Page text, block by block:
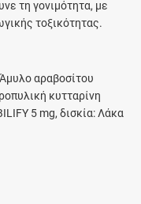
τη γονιμότητα, με
τοξικότητας.
αραβοσίτου
κυτταρίνη
5 mg, δισκία: Λάκα